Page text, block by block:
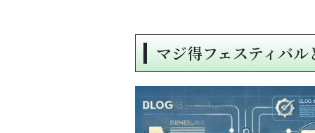
マジ得フェスティバル